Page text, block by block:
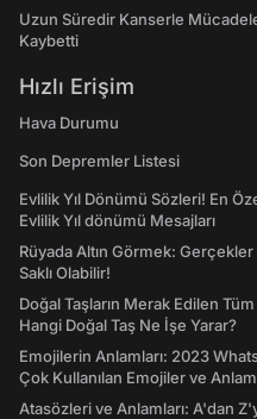
Uzun Süredir Kanserle Mücadele
Kaybetti
Hızlı Erişim
Hava Durumu
Son Depremler Listesi
Evlilik Yıl Dönümü Sözleri! En
Evlilik Yıl dönümü Mesajları
Rüyada Altın Görmek:
Saklı Olabilir!
Doğal Taşların Merak Edilen
Hangi Doğal Taş Ne İşe Yarar?
Emojilerin Anlamları: 2023
Çok Kullanılan Emojiler ve
Atasözleri ve Anlamları: A'dan